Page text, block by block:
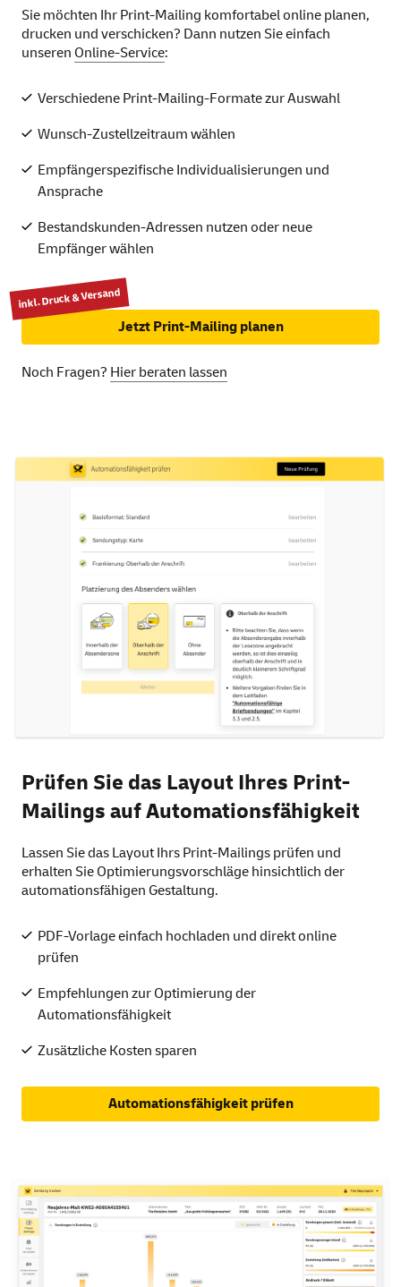
Sie möchten Ihr Print-Mailing komfortabel online planen,
drucken und verschicken? Dann nutzen Sie einfach
unseren Online-Service:
Verschiedene Print-Mailing-Formate zur Auswahl
Wunsch-Zustellzeitraum wählen
Empfängerspezifische Individualisierungen und
Ansprache
Bestandskunden-Adressen nutzen oder neue
Empfänger wählen
inkl. Druck & Versand
Jetzt Print-Mailing planen
Noch Fragen? Hier beraten lassen
Prüfen Sie das Layout Ihres Print-
Mailings auf Automationsfähigkeit
Lassen Sie das Layout Ihrs Print-Mailings prüfen und
erhalten Sie Optimierungsvorschläge hinsichtlich der
automationsfähigen Gestaltung.
PDF-Vorlage einfach hochladen und direkt online
prüfen
Empfehlungen zur Optimierung der
Automationsfähigkeit
Zusätzliche Kosten sparen
Automationsfähigkeit prüfen